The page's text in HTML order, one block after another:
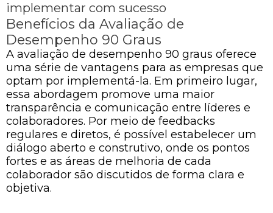
implementar com sucesso
Benefícios da Avaliação de
Desempenho 90 Graus
A avaliação de desempenho 90 graus oferece
uma série de vantagens para as empresas que
optam por implementá-la. Em primeiro lugar,
essa abordagem promove uma maior
transparência e comunicação entre líderes e
colaboradores. Por meio de feedbacks
regulares e diretos, é possível estabelecer um
diálogo aberto e construtivo, onde os pontos
fortes e as áreas de melhoria de cada
colaborador são discutidos de forma clara e
objetiva.